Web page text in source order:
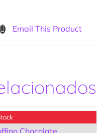
Email This Product